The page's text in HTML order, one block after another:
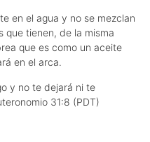
en el agua y no se mezclan
que tienen, de la misma
que es como un aceite
en el arca.
y no te dejará ni te
31:8 (PDT)